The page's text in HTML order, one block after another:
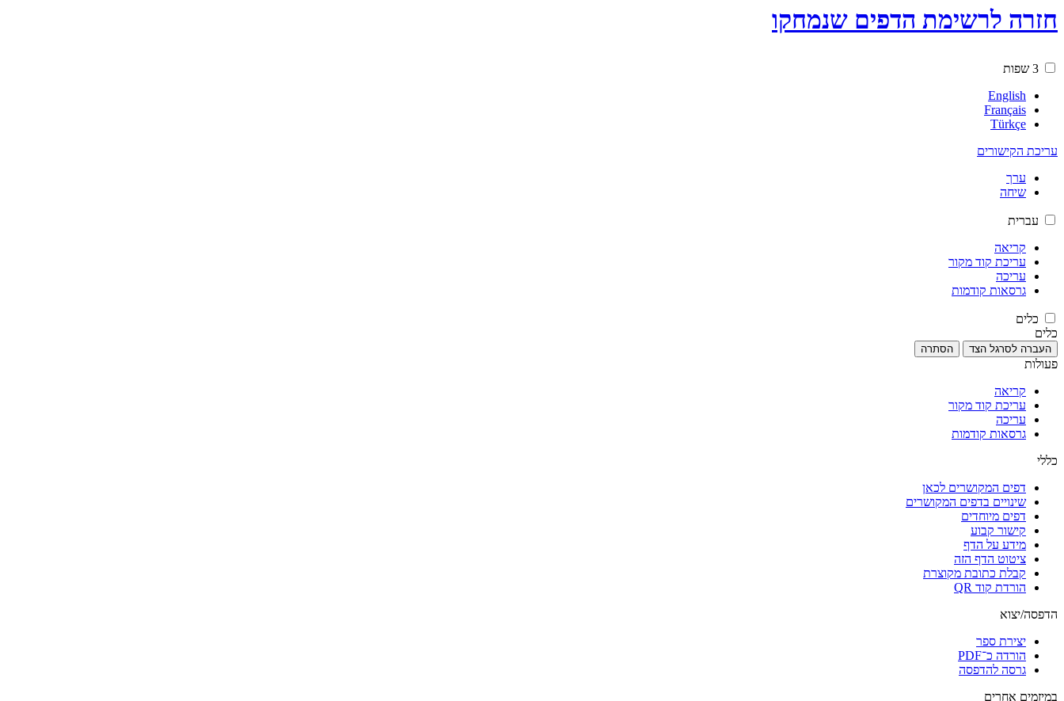
חזרה לרשימת הדפים שנמחקו
3 שפות
English
Français
Türkçe
עריכת הקישורים
ערך
שיחה
עברית
קריאה
עריכת קוד מקור
עריכה
גרסאות קודמות
כלים
כלים
העברה לסרגל הצד הסתרה
פעולות
קריאה
עריכת קוד מקור
עריכה
גרסאות קודמות
כללי
דפים המקושרים לכאן
שינויים בדפים המקושרים
דפים מיוחדים
קישור קבוע
מידע על הדף
ציטוט הדף הזה
קבלת כתובת מקוצרת
הורדת קוד QR
הדפסה/יצוא
יצירת ספר
הורדה כ־PDF
גרסה להדפסה
במיזמים אחרים